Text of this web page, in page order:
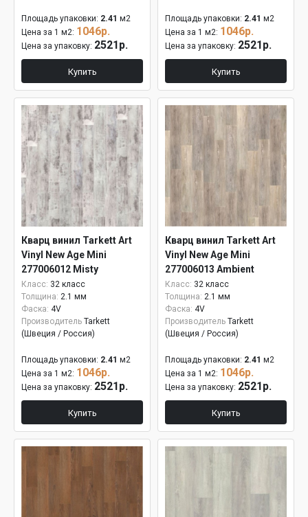
Площадь упаковки: 2.41 м2
Цена за 1 м2: 1046р.
Цена за упаковку: 2521р.
Купить
Площадь упаковки: 2.41 м2
Цена за 1 м2: 1046р.
Цена за упаковку: 2521р.
Купить
Кварц винил Tarkett Art
Vinyl New Age Mini
277006012 Misty
Класс: 32 класс
Толщина: 2.1 мм
Фаска: 4V
Производитель Tarkett
(Швеция / Россия)
Площадь упаковки: 2.41 м2
Цена за 1 м2: 1046р.
Цена за упаковку: 2521р.
Купить
Кварц винил Tarkett Art
Vinyl New Age Mini
277006013 Ambient
Класс: 32 класс
Толщина: 2.1 мм
Фаска: 4V
Производитель Tarkett
(Швеция / Россия)
Площадь упаковки: 2.41 м2
Цена за 1 м2: 1046р.
Цена за упаковку: 2521р.
Купить